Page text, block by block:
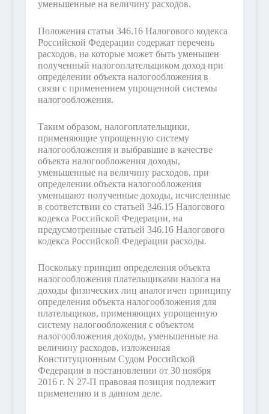
уменьшенные на величину расходов.
Положения статьи 346.16 Налогового кодекса
Российской Федерации содержат перечень
расходов, на которые может быть уменьшен
полученный налогоплательщиком доход при
определении объекта налогообложения в
связи с применением упрощенной системы
налогообложения.
Таким образом, налогоплательщики,
применяющие упрощенную систему
налогообложения и выбравшие в качестве
объекта налогообложения доходы,
уменьшенные на величину расходов, при
определении объекта налогообложения
уменьшают полученные доходы, исчисленные
в соответствии со статьей 346.15 Налогового
кодекса Российской Федерации, на
предусмотренные статьей 346.16 Налогового
кодекса Российской Федерации расходы.
Поскольку принцип определения объекта
налогообложения плательщиками налога на
доходы физических лиц аналогичен принципу
определения объекта налогообложения для
плательщиков, применяющих упрощенную
систему налогообложения с объектом
налогообложения доходы, уменьшенные на
величину расходов, изложенная
Конституционным Судом Российской
Федерации в постановлении от 30 ноября
2016 г. N 27-П правовая позиция подлежит
применению и в данном деле.